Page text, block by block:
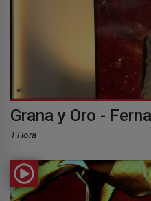
Grana y Oro -
1 Hora